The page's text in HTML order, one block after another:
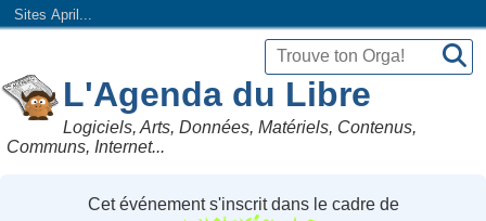
Sites April...
L'Agenda du Libre
Logiciels, Arts, Données, Matériels, Contenus,
Communs, Internet...
Cet événement s'inscrit dans le cadre de